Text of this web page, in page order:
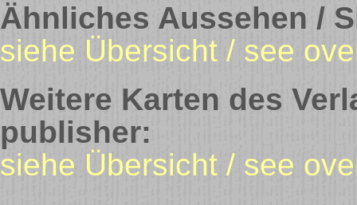
Ähnliches Aussehen /
siehe Übersicht / see
Weitere Karten des
publisher:
siehe Übersicht / see